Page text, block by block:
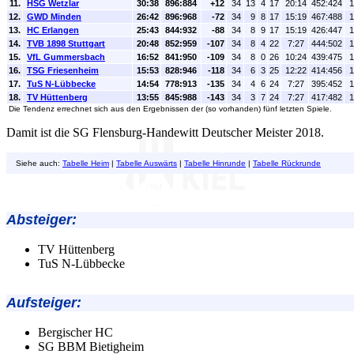
11. HSG Wetzlar 30:38 896:884 +12 34 13 4 17 20:14 452:424
12.
GWD Minden 26:42 896:968 -72 34 9 8 17 15:19 467:488
13.
HC Erlangen 25:43 844:932 -88 34 8 9 17 15:19 426:447
14.
TVB 1898 Stuttgart 20:48 852:959 -107 34 8 4 22 7:27 444:502
15.
VfL Gummersbach 16:52 841:950 -109 34 8 0 26 10:24 439:475
16.
TSG Friesenheim 15:53 828:946 -118 34 6 3 25 12:22 414:456
17.
TuS N-Lübbecke 14:54 778:913 -135 34 4 6 24 7:27 395:452
18.
TV Hüttenberg 13:55 845:988 -143 34 3 7 24 7:27 417:482
Die Tendenz errechnet sich aus den Ergebnissen der (so vorhanden) fünf letzten Spiele.
Damit ist die SG Flensburg-Handewitt Deutscher Meister 2018.
Siehe auch: Tabelle Heim | Tabelle Auswärts | Tabelle Hinrunde | Tabelle Rückrunde
Absteiger:
TV Hüttenberg
TuS N-Lübbecke
Aufsteiger:
Bergischer HC
SG BBM Bietigheim